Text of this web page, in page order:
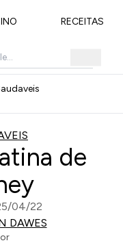
RECEITAS
de
04/22
DAWES